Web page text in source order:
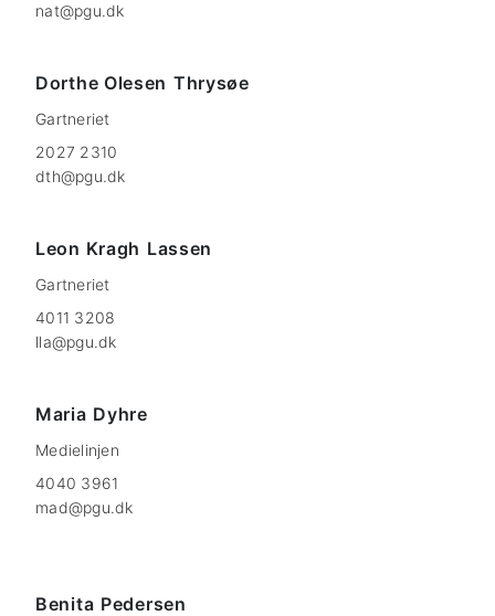
nat@pgu.dk
Dorthe Olesen Thrysøe
Gartneriet
2027 2310
dth@pgu.dk
Leon Kragh Lassen
Gartneriet
4011 3208
lla@pgu.dk
Maria Dyhre
Medielinjen
4040 3961
mad@pgu.dk
Benita Pedersen